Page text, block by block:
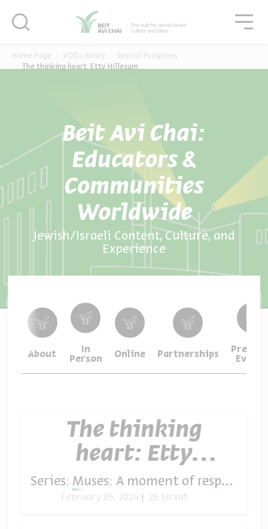
Beit Avi Chai:
Educators &
Communities
Worldwide
Jewish/Israeli Content, Culture, and
Experience
Home Page VOD Library
Special Programs
The thinking heart: Etty Hillesum
About
In
Person
Online Partnerships
Events
The thinking
heart: Etty
Hillesum
Series: Muses: A moment of respite in times of crisis
February 05, 2024 26 Sh'vat